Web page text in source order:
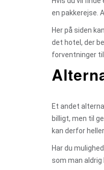
en pakkerejse.
Her på siden
det hotel, der
forventninger til
Et andet
billigt, men til
kan derfor
Har du
som man aldrig